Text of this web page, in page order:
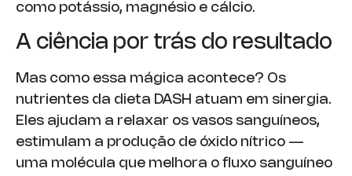
como potássio, magnésio e cálcio.
A ciência por trás do resultado
Mas como essa mágica acontece? Os
nutrientes da dieta DASH atuam em sinergia.
Eles ajudam a relaxar os vasos sanguíneos,
estimulam a produção de óxido nítrico —
uma molécula que melhora o fluxo sanguíneo